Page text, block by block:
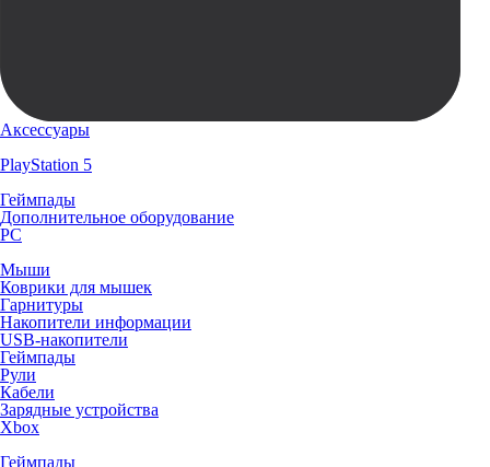
Аксессуары
PlayStation 5
Геймпады
Дополнительное оборудование
PC
Мыши
Коврики для мышек
Гарнитуры
Накопители информации
USB-накопители
Геймпады
Рули
Кабели
Зарядные устройства
Xbox
Геймпады